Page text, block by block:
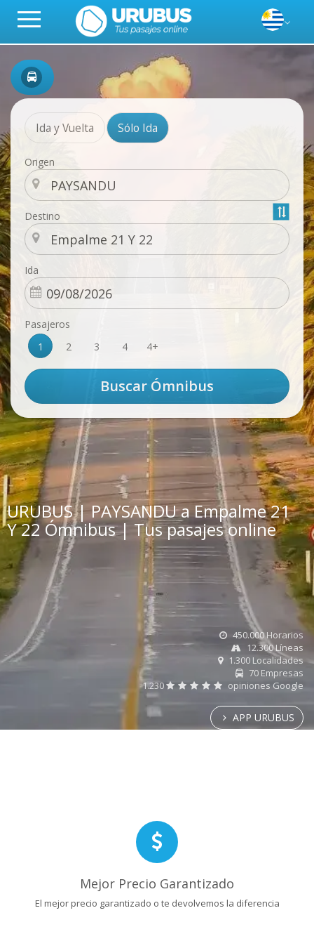
Ida y Vuelta Sólo Ida
Origen
Destino
Ida
Pasajeros
1
2 3 4 4+
URUBUS | PAYSANDU a Empalme 21
Y 22 Ómnibus | Tus pasajes online
450.000 Horarios
12.300 Líneas
1.300 Localidades
70 Empresas
1.230
opiniones Google
APP URUBUS
Mejor Precio Garantizado
El mejor precio garantizado o te devolvemos la diferencia